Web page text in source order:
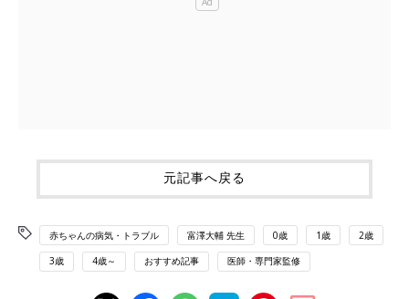
元記事へ戻る
赤ちゃんの病気・トラブル 富澤大輔 先生 0歳 1歳 2歳
3歳 4歳～ おすすめ記事 医師・専門家監修